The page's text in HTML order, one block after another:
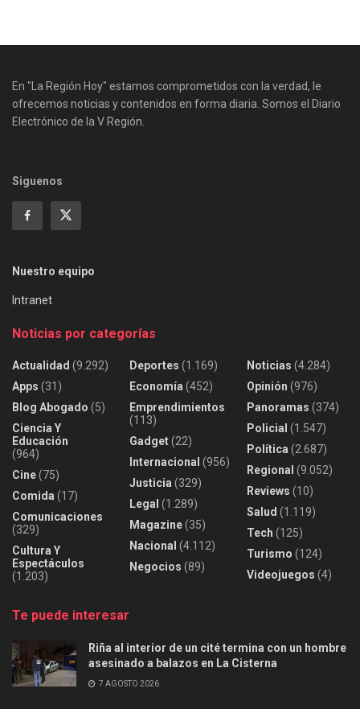
En "La Región Hoy" estamos comprometidos con la verdad, le
ofrecemos noticias y contenidos en forma diaria. Somos el Diario
Electrónico de la V Región.
Siguenos
Nuestro equipo
Intranet
Noticias por categorías
Actualidad (9.292)
Apps (31)
Blog Abogado (5)
Ciencia Y
Educación
(964)
Cine(75)
Comida (17)
Comunicaciones
(329)
Cultura Y
Espectáculos
(1.203)
Deportes (1.169)
Economía (452)
Emprendimientos
(113)
Gadget(22)
Internacional (956)
Justicia (329)
Legal (1.289)
Magazine(35)
Nacional (4.112)
Negocios (89)
Noticias (4.284)
Opinión (976)
Panoramas (374)
Policial (1.547)
Política (2.687)
Regional (9.052)
Reviews (10)
Salud (1.119)
Tech (125)
Turismo (124)
Videojuegos (4)
Te puede interesar
Riña al interior de un cité termina con un hombre
asesinado a balazos en La Cisterna
7 AGOSTO 2026